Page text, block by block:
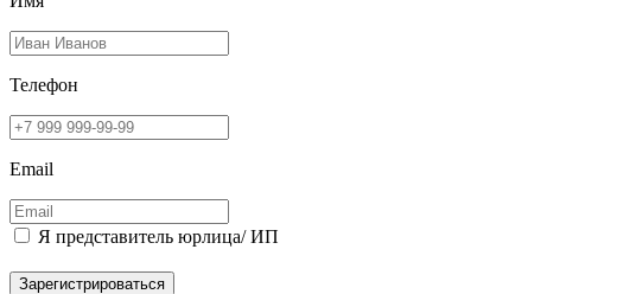
Телефон
Email
Я представитель юрлица/ ИП
Зарегистрироваться